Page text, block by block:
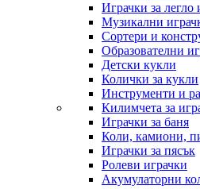
Играчки за легло
Музикални
Сортери и
Образователни
Детски кукли
Колички за кукли
Инструменти и
Килимчета за
Играчки за баня
Коли, камиони,
Играчки за пясък
Ролеви играчки
Акумулаторни